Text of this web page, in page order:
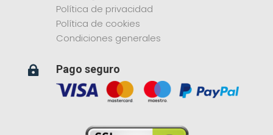
Política de privacidad
Política de cookies
Condiciones generales
 Pago seguro